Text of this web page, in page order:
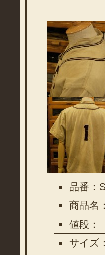
品番：
商品名
値段：
サイズ